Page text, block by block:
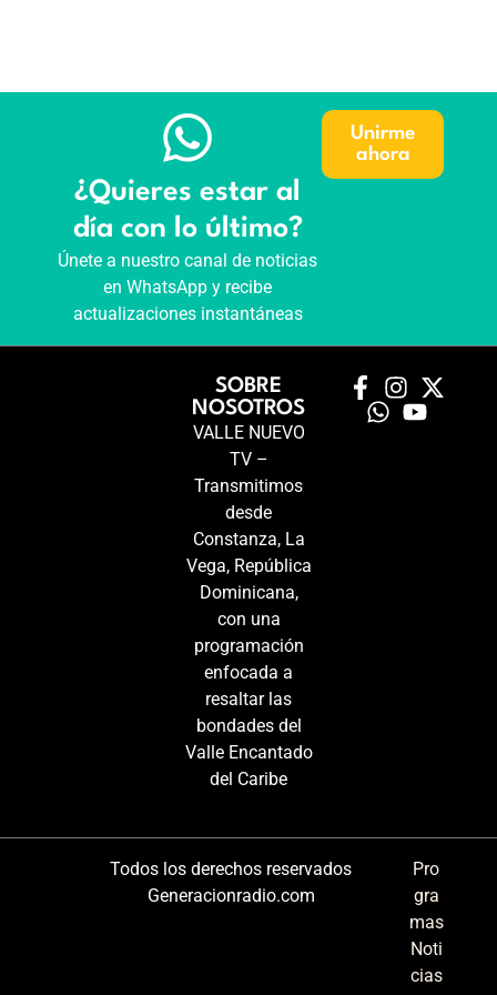
¿Quieres estar al
día con lo último?
Únete a nuestro canal de noticias
en WhatsApp y recibe
actualizaciones instantáneas
Unirme
ahora
SOBRE
NOSOTROS
VALLE NUEVO
TV –
Transmitimos
desde
Constanza, La
Vega, República
Dominicana,
con una
programación
enfocada a
resaltar las
bondades del
Valle Encantado
del Caribe
Todos los derechos reservados
Generacionradio.com
Pro
gra
mas
Noti
cias